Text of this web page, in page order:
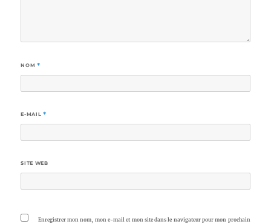
NOM *
E-MAIL *
SITE WEB
Enregistrer mon nom, mon e-mail et mon site dans le navigateur pour mon prochain